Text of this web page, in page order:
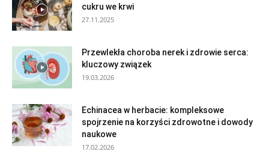
cukru we krwi
27.11.2025
Przewlekła choroba nerek i zdrowie serca:
kluczowy związek
19.03.2026
Echinacea w herbacie: kompleksowe
spojrzenie na korzyści zdrowotne i dowody
naukowe
17.02.2026